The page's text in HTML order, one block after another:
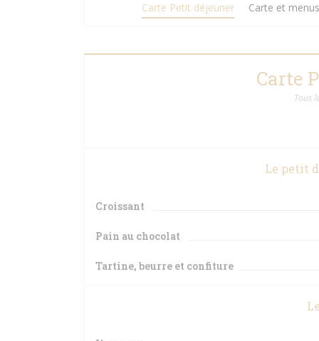
Carte Petit déjeuner Carte et
Carte
Tous
Le petit
Croissant
Pain au chocolat
Tartine, beurre et confiture